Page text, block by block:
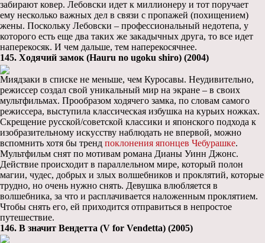
забирают ковер. Лебовски идет к миллионеру и тот поручает
ему несколько важных дел в связи с пропажей (похищением)
жены. Поскольку Лебовски – профессиональный недотепа, у
которого есть еще два таких же закадычных друга, то все идет
наперекосяк. И чем дальше, тем наперекосячнее.
145. Ходячий замок (Hauru no ugoku shiro) (2004)
Миядзаки в списке не меньше, чем Куросавы. Неудивительно,
режиссер создал свой уникальный мир на экране – в своих
мультфильмах. Прообразом ходячего замка, по словам самого
режиссера, выступила классическая избушка на курьих ножках.
Скрещение русской/советской классики и японского подхода к
изобразительному искусству наблюдать не впервой, можно
вспомнить хотя бы тренд поклонения японцев Чебурашке.
Мультфильм снят по мотивам романа Дианы Уинн Джонс.
Действие происходит в параллельном мире, который полон
магии, чудес, добрых и злых волшебников и проклятий, которые
трудно, но очень нужно снять. Девушка влюбляется в
волшебника, за что и расплачивается наложенным проклятием.
Чтобы снять его, ей приходится отправиться в непростое
путешествие.
146. В значит Вендетта (V for Vendetta) (2005)